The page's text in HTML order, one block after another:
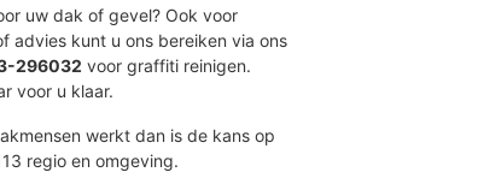
uw dak of gevel? Ook voor
advies kunt u ons bereiken via ons
296032 voor graffiti reinigen.
voor u klaar.
werkt dan is de kans op
regio en omgeving.